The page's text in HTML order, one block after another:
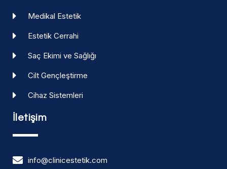
Medikal Estetik
Estetik Cerrahi
Saç Ekimi ve Sağlığı
Cilt Gençleştirme
Cihaz Sistemleri
İletişim
info@clinicestetik.com